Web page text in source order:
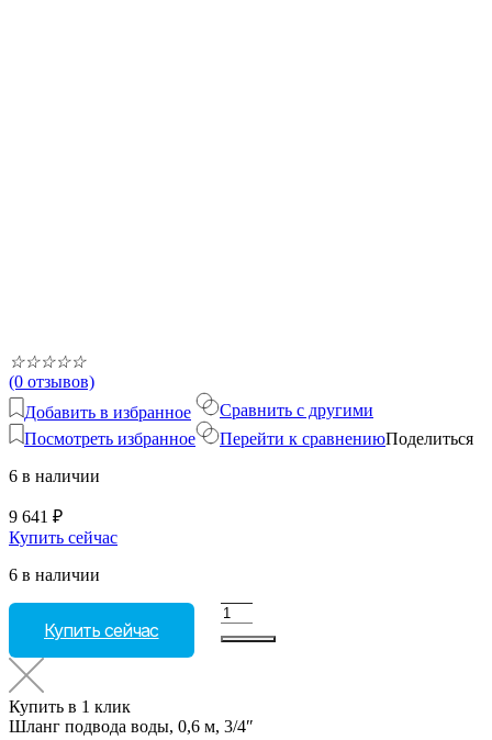
☆☆☆☆☆
(0 отзывов)
Добавить в избранное
Посмотреть избранное
Сравнить с другими
Перейти к сравнениюПоделиться
6 в наличии
9 641 ₽
Купить сейчас
6 в наличии
Купить сейчас
Количество
м,
Купить в 1 клик
Шланг подвода воды, 0,6 м, 3/4″